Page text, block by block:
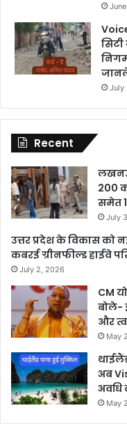
July
Recent
लखनऊ
200
समेत
July
उत्तर प्रदेश के विकास को
कबरई ग्रीनफील्ड हाईवे
July 2, 2026
CM
बोले-
और
May
अब
अवधि
May